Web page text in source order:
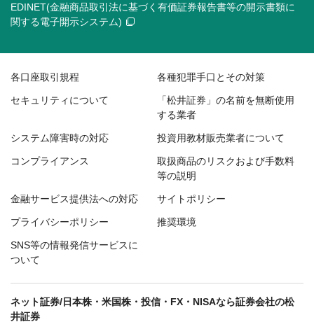
EDINET(金融商品取引法に基づく有価証券報告書等の開示書類に
関する電子開示システム)
各口座取引規程 各種犯罪手口とその対策
セキュリティについて
「松井証券」の名前を無断使用
する業者
システム障害時の対応 投資用教材販売業者について
コンプライアンス
取扱商品のリスクおよび手数料
等の説明
金融サービス提供法への対応 サイトポリシー
プライバシーポリシー 推奨環境
SNS等の情報発信サービスに
ついて
ネット証券/日本株・米国株・投信・FX・NISAなら証券会社の松
井証券